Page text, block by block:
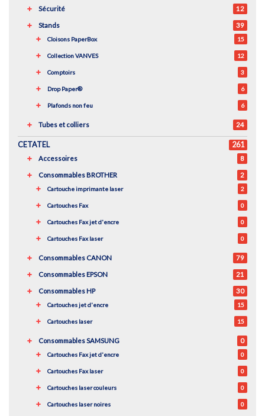
Sécurité 12
Stands 39
Cloisons PaperBox 15
Collection VANVES 12
Comptoirs 3
Drop Paper® 6
Plafonds non feu 6
Tubes et colliers 24
CETATEL 261
Accessoires 8
Consommables BROTHER 2
Cartouche imprimante laser 2
Cartouches Fax 0
Cartouches Fax jet d'encre 0
Cartouches Fax laser 0
Consommables CANON 79
Consommables EPSON 21
Consommables HP 30
Cartouches jet d'encre 15
Cartouches laser 15
Consommables SAMSUNG 0
Cartouches Fax jet d'encre 0
Cartouches Fax laser 0
Cartouches laser couleurs 0
Cartouches laser noires 0